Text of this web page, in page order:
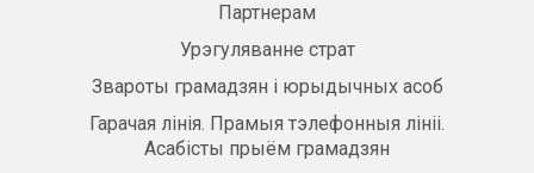
Партнерам
Урэгуляванне страт
Звароты грамадзян і юрыдычных асоб
Гарачая лінія. Прамыя тэлефонныя лініі.
Асабісты прыём грамадзян